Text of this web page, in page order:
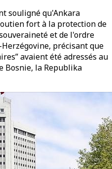
souligné qu'Ankara
fort à la protection de
et de l'ordre
précisant que
avaient été adressés au
Bosnie, la Republika